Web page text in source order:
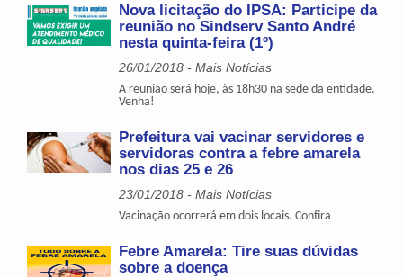
Nova licitação do IPSA: Participe da
reunião no Sindserv Santo André
nesta quinta-feira (1º)
26/01/2018 - Mais Notícias
A reunião será hoje, às 18h30 na sede da entidade.
Venha!
Prefeitura vai vacinar servidores e
servidoras contra a febre amarela
nos dias 25 e 26
23/01/2018 - Mais Notícias
Vacinação ocorrerá em dois locais. Confira
Febre Amarela: Tire suas dúvidas
sobre a doença